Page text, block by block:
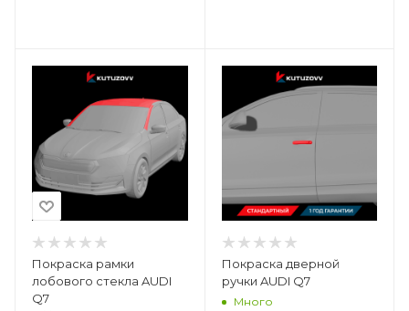
Покраска рамки
лобового стекла AUDI
Q7
Покраска дверной
ручки AUDI Q7
Много